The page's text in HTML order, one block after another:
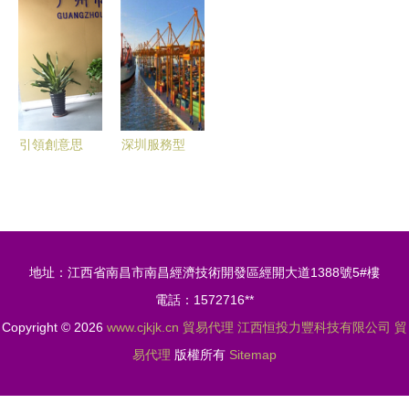
墨西哥需注
意的層層關
卡
斷鏈何處求
解？
引領創意思
服務
深圳服務型
地址：江西省南昌市南昌經濟技術開發區經開大道1388號5#樓
電話：1572716**
Copyright © 2026 www.cjkjk.cn 貿易代理 江西恒投力豐科技有限公司 貿
易代理 版權所有 Sitemap